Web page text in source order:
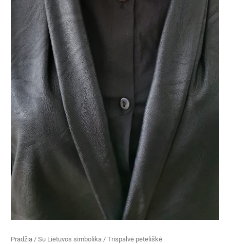
Pradžia /Su Lietuvos simbolika / Trispalvė peteliškė